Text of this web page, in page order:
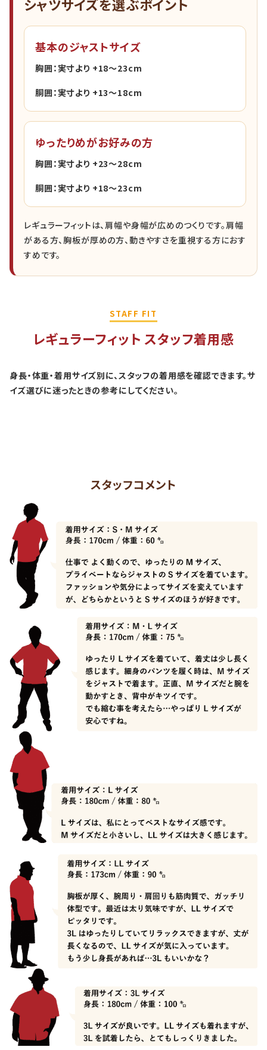
シャツサイズを選ぶポイント
基本のジャストサイズ
胸囲：実寸より +18〜23cm
胴囲：実寸より +13〜18cm
ゆったりめがお好みの方
胸囲：実寸より +23〜28cm
胴囲：実寸より +18〜23cm
レギュラーフィットは、肩幅や身幅が広めのつくりです。肩幅
がある方、胸板が厚めの方、動きやすさを重視する方におす
すめです。
STAFF FIT
レギュラーフィット スタッフ着用感
身長・体重・着用サイズ別に、スタッフの着用感を確認できます。サ
イズ選びに迷ったときの参考にしてください。
スタッフコメント